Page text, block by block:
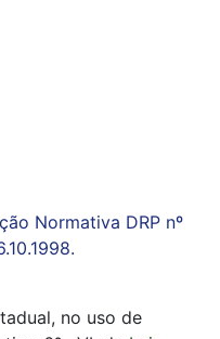
Normativa DRP nº
no uso de